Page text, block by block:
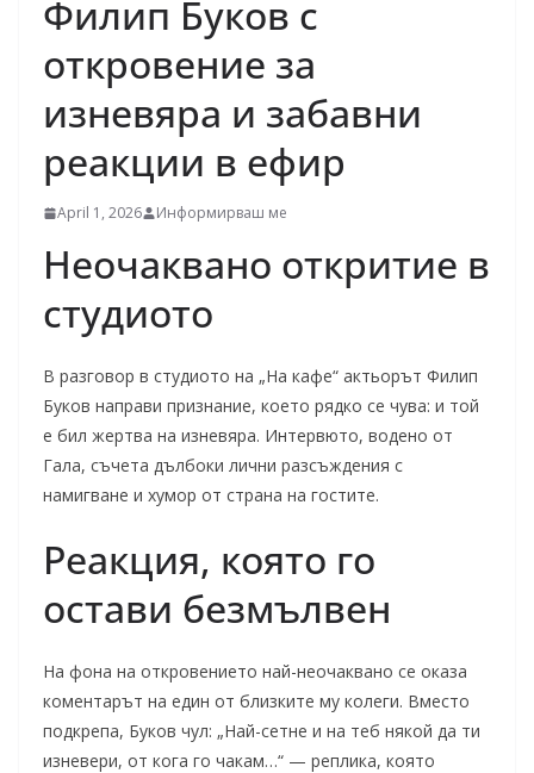
Филип Буков с
откровение за
изневяра и забавни
реакции в ефир
April 1, 2026 Информирваш ме
Неочаквано откритие в
студиото
В разговор в студиото на „На кафе“ актьорът Филип
Буков направи признание, което рядко се чува: и той
е бил жертва на изневяра. Интервюто, водено от
Гала, съчета дълбоки лични разсъждения с
намигване и хумор от страна на гостите.
Реакция, която го
остави безмълвен
На фона на откровението най-неочаквано се оказа
коментарът на един от близките му колеги. Вместо
подкрепа, Буков чул: „Най-сетне и на теб някой да ти
изневери, от кога го чакам…“ — реплика, която